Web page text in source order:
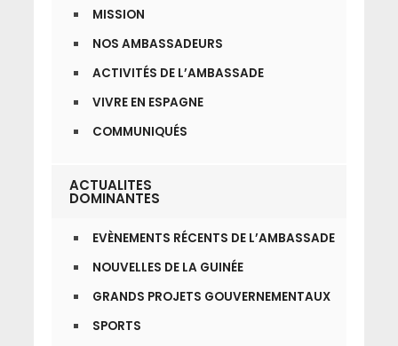
MISSION
NOS AMBASSADEURS
ACTIVITÉS DE L’AMBASSADE
VIVRE EN ESPAGNE
COMMUNIQUÉS
ACTUALITES
DOMINANTES
EVÈNEMENTS RÉCENTS DE L’AMBASSADE
NOUVELLES DE LA GUINÉE
GRANDS PROJETS GOUVERNEMENTAUX
SPORTS